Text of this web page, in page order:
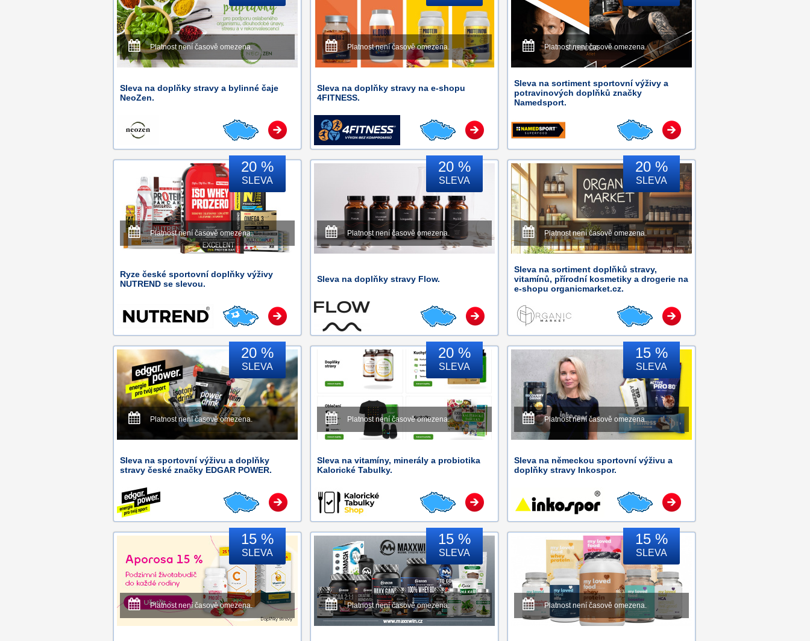
Platnost není časově omezena.
Sleva na doplňky stravy a bylinné čaje
NeoZen.
Platnost není časově omezena.
Sleva na doplňky stravy na e-shopu
4FITNESS.
Platnost není časově omezena.
Sleva na sortiment sportovní výživy a
potravinových doplňků značky
Namedsport.
20 %
SLEVA
Platnost není časově omezena.
Ryze české sportovní doplňky výživy
NUTREND se slevou.
20 %
SLEVA
Platnost není časově omezena.
Sleva na doplňky stravy Flow.
20 %
SLEVA
Platnost není časově omezena.
Sleva na sortiment doplňků stravy,
vitamínů, přírodní kosmetiky a drogerie na
e-shopu organicmarket.cz.
20 %
SLEVA
Platnost není časově omezena.
Sleva na sportovní výživu a doplňky
stravy české značky EDGAR POWER.
20 %
SLEVA
Platnost není časově omezena.
Sleva na vitamíny, minerály a probiotika
Kalorické Tabulky.
15 %
SLEVA
Platnost není časově omezena.
Sleva na německou sportovní výživu a
doplňky stravy Inkospor.
15 %
SLEVA
Platnost není časově omezena.
15 %
SLEVA
Platnost není časově omezena.
15 %
SLEVA
Platnost není časově omezena.